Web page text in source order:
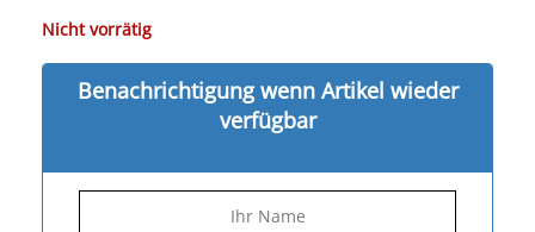
Nicht vorrätig
Benachrichtigung wenn Artikel wieder
verfügbar